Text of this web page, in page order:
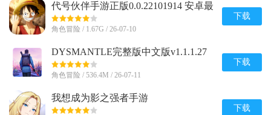
代号伙伴手游正版0.0.22101914 安卓最
新版
角色冒险 / 1.67G / 26-07-10
下载
DYSMANTLE完整版中文版v1.1.1.27
安卓免付费版
角色冒险 / 536.4M / 26-07-11
下载
我想成为影之强者手游
(Eminence)v1.0.7 安卓最新版
下载